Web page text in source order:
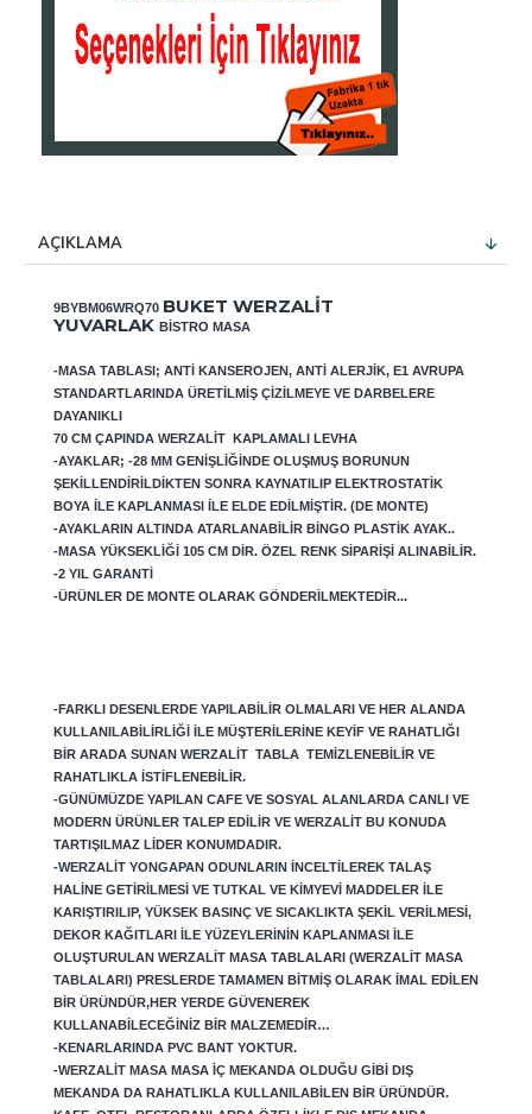
AÇIKLAMA
9BYBM06WRQ70 BUKET WERZALIT
YUVARLAK BISTRO MASA
-MASA TABLASI; ANTI KANSEROJEN, ANTI ALERJIK, E1 AVRUPA
STANDARTLARINDA ÜRETILMIŞ ÇIZILMEYE VE DARBELERE
DAYANIKLI
70 CM ÇAPINDA WERZALIT KAPLAMALI LEVHA
-AYAKLAR; -28 MM GENIŞLIĞINDE OLUŞMUŞ BORUNUN
ŞEKILLENDIRILDIKTEN SONRA KAYNATILIP ELEKTROSTATIK
BOYA ILE KAPLANMASI ILE ELDE EDILMIŞTIR. (DE MONTE)
-AYAKLARIN ALTINDA ATARLANABILIR BINGO PLASTIK AYAK..
-MASA YÜKSEKLIĞI 105 CM DIR. ÖZEL RENK SIPARIŞI ALINABILIR.
-2 YIL GARANTI
-ÜRÜNLER DE MONTE OLARAK GÖNDERILMEKTEDIR...
-FARKLI DESENLERDE YAPILABILIR OLMALARI VE HER ALANDA
KULLANILABILIRLIĞI ILE MÜŞTERILERINE KEYIF VE RAHATLIĞI
BIR ARADA SUNAN WERZALIT TABLA TEMIZLENEBILIR VE
RAHATLIKLA ISTIFLENEBILIR.
-GÜNÜMÜZDE YAPILAN CAFE VE SOSYAL ALANLARDA CANLI VE
MODERN ÜRÜNLER TALEP EDILIR VE WERZALIT BU KONUDA
TARTIŞILMAZ LIDER KONUMDADIR.
-WERZALIT YONGAPAN ODUNLARIN INCELTILEREK TALAŞ
HALINE GETIRILMESI VE TUTKAL VE KIMYEVI MADDELER ILE
KARIŞTIRILIP, YÜKSEK BASINÇ VE SICAKLIKTA ŞEKIL VERILMESI,
DEKOR KAĞITLARI ILE YÜZEYLERININ KAPLANMASI ILE
OLUŞTURULAN WERZALIT MASA TABLALARI (WERZALIT MASA
TABLALARI) PRESLERDE TAMAMEN BITMIŞ OLARAK IMAL EDILEN
BIR ÜRÜNDÜR,HER YERDE GÜVENEREK
KULLANABILECEĞINIZ BIR MALZEMEDIR…
-KENARLARINDA PVC BANT YOKTUR.
-WERZALIT MASA MASA IÇ MEKANDA OLDUĞU GIBI DIŞ
MEKANDA DA RAHATLIKLA KULLANILABILEN BIR ÜRÜNDÜR.